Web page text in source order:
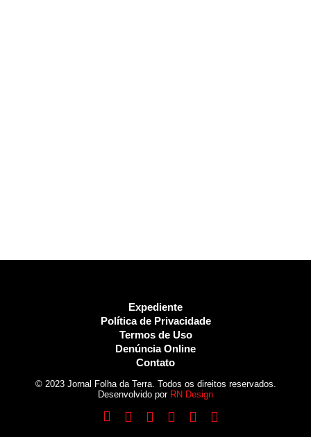
Expediente
Política de Privacidade
Termos de Uso
Denúncia Online
Contato
© 2023 Jornal Folha da Terra. Todos os direitos reservados.
Desenvolvido por RN Design